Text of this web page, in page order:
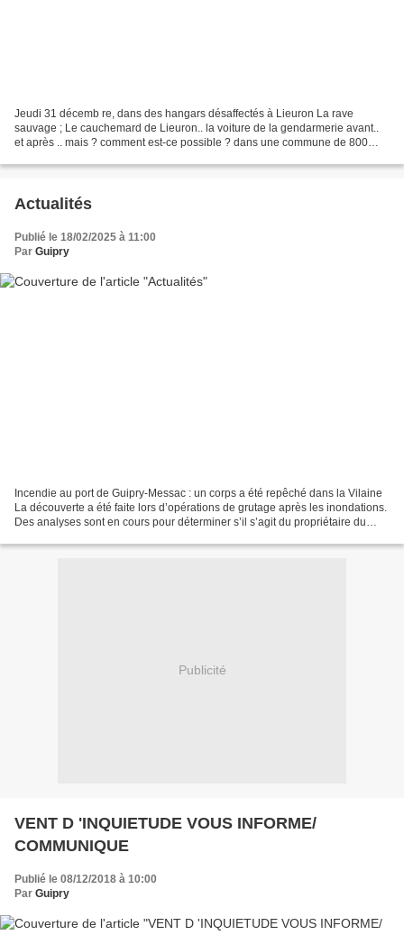
Jeudi 31 décemb re, dans des hangars désaffectés à Lieuron La rave
sauvage ; Le cauchemard de Lieuron.. la voiture de la gendarmerie avant..
et après .. mais ? comment est-ce possible ? dans une commune de 800
Actualités
Publié le 18/02/2025 à 11:00
Par Guipry
Incendie au port de Guipry-Messac : un corps a été repêché dans la Vilaine
La découverte a été faite lors d’opérations de grutage après les inondations.
Des analyses sont en cours pour déterminer s’il s’agit du propriétaire du
Publicité
VENT D 'INQUIETUDE VOUS INFORME/
COMMUNIQUE
Publié le 08/12/2018 à 10:00
Par Guipry